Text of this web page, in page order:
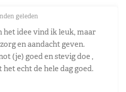
geleden
idee vind ik leuk, maar
en aandacht geven.
(je) goed en stevig doe ,
echt de hele dag goed.